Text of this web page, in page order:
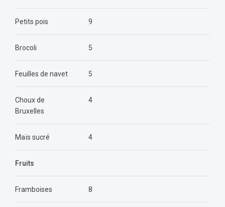
Petits pois 9
Brocoli 5
Feuilles de navet 5
Choux de
Bruxelles
4
Maïs sucré 4
Fruits
Framboises 8